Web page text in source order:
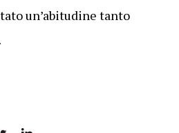
un’abitudine tanto